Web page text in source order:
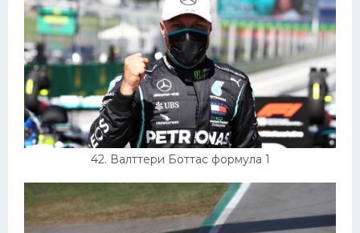
42. Валттери Боттас формула 1